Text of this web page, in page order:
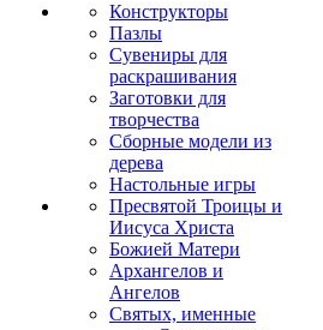
Конструкторы
Пазлы
Сувениры для
раскрашивания
Заготовки для
творчества
Сборные модели из
дерева
Настольные игры
Пресвятой Троицы и
Иисуса Христа
Божией Матери
Архангелов и
Ангелов
Святых, именные